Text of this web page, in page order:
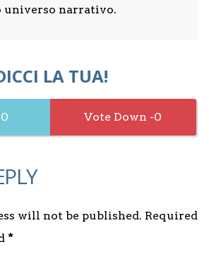
universo narrativo.
LA TUA!
0 0
will not be published. Required
*